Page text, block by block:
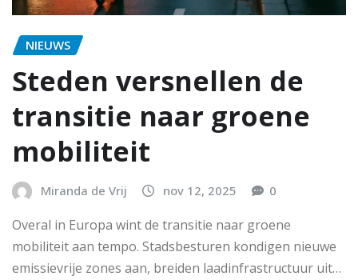
NIEUWS
Steden versnellen de
transitie naar groene
mobiliteit
Miranda de Vrij nov 12, 2025 0
Overal in Europa wint de transitie naar groene
mobiliteit aan tempo. Stadsbesturen kondigen nieuwe
emissievrije zones aan, breiden laadinfrastructuur uit…